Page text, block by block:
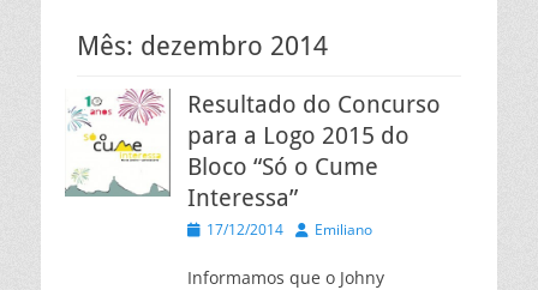
Mês: dezembro 2014
Resultado do Concurso
para a Logo 2015 do
Bloco “Só o Cume
Interessa”
Posted17/12/2014 AutorEmiliano
Informamos que o Johny